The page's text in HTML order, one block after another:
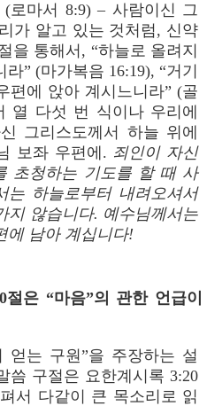
로마서 8:9) – 사람이신 그
가 알고 있는 것처럼, 신약
을 통해서, “하늘로 올려지
” (마가복음 16:19), “거기
편에 앉아 계시느니라” (골
열 다섯 번 식이나 우리에
그리스도께서 하늘 위에
보좌 우편에. 죄인이 자신
초청하는 기도를 할 때 사
는 하늘로부터 내려오셔서
지 않습니다. 예수님께서는
에 남아 계십니다!
은 “마음”의 관한 언급이
얻는 구원”을 주장하는 설
씀 구절은 요한계시록 3:20
서 다같이 큰 목소리로 읽